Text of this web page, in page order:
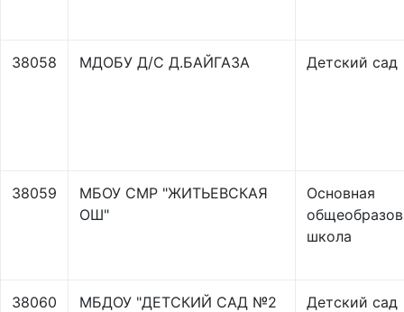
38058 МДОБУ Д/С Д.БАЙГАЗА Детский сад
38059
МБОУ СМР "ЖИТЬЕВСКАЯ
ОШ"
Основная
школа
38060
МБДОУ "ДЕТСКИЙ САД №2
Детский сад